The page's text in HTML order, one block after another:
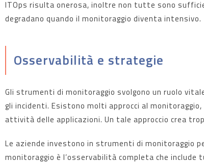
ITOps risulta onerosa, inoltre non tutte sono
degradano quando il monitoraggio diventa intensivo.
Osservabilità e strategie
Gli strumenti di monitoraggio svolgono un ruolo
gli incidenti. Esistono molti approcci al
attività delle applicazioni. Un tale approccio crea
Le aziende investono in strumenti di monitoraggio
monitoraggio è l’osservabilità completa che